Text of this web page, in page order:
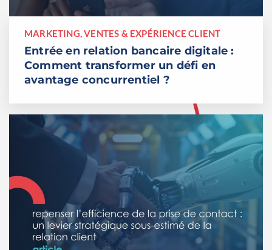
MARKETING, VENTES & EXPÉRIENCE CLIENT
Entrée en relation bancaire digitale :
Comment transformer un défi en
avantage concurrentiel ?